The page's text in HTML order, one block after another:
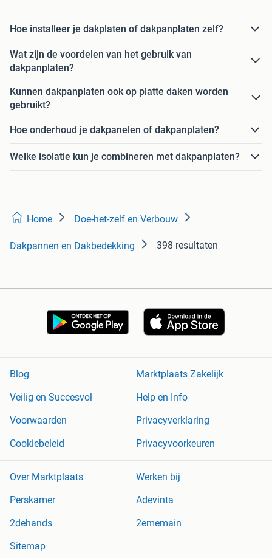
Hoe installeer je dakplaten of dakpanplaten zelf?
Wat zijn de voordelen van het gebruik van
dakpanplaten?
Kunnen dakpanplaten ook op platte daken worden
gebruikt?
Hoe onderhoud je dakpanelen of dakpanplaten?
Welke isolatie kun je combineren met dakpanplaten?
Home Doe-het-zelf en Verbouw
Dakpannen en Dakbedekking 398 resultaten
Blog
Marktplaats Zakelijk
Veilig en Succesvol
Help en Info
Voorwaarden
Privacyverklaring
Cookiebeleid
Privacyvoorkeuren
Over Marktplaats
Werken bij
Perskamer
Adevinta
2dehands
2ememain
Sitemap